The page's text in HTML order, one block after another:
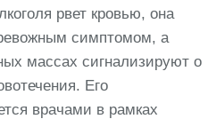
рвет кровью, она
симптомом, а
массах сигнализируют о
Его
врачами в рамках